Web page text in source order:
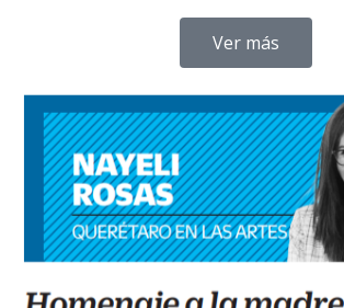
Ver más